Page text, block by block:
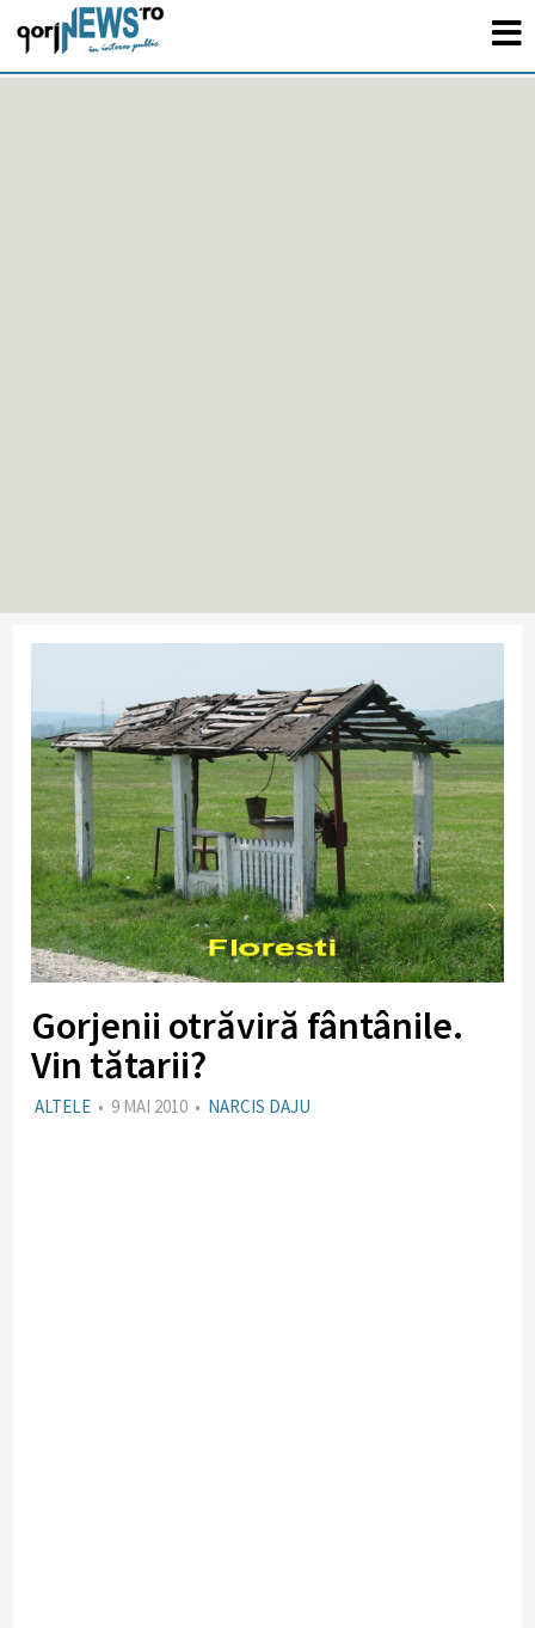
Gorjenii otrăviră fântânile.
Vin tătarii?
ALTELE • 9 MAI 2010 • NARCIS DAJU